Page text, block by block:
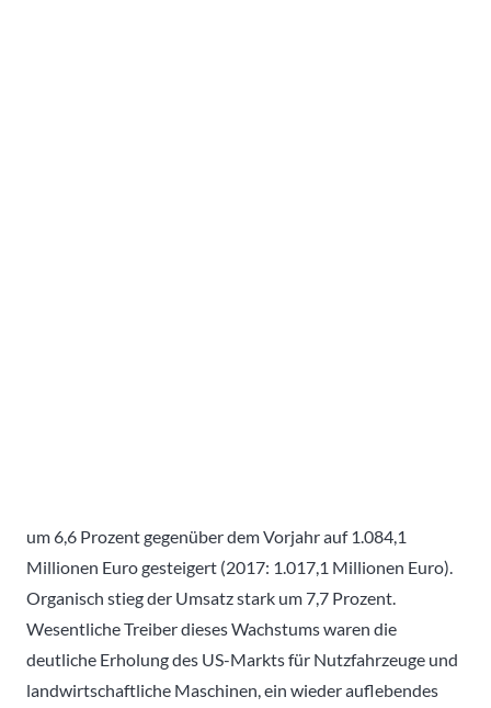
um 6,6 Prozent gegenüber dem Vorjahr auf 1.084,1
Millionen Euro gesteigert (2017: 1.017,1 Millionen Euro).
Organisch stieg der Umsatz stark um 7,7 Prozent.
Wesentliche Treiber dieses Wachstums waren die
deutliche Erholung des US-Markts für Nutzfahrzeuge und
landwirtschaftliche Maschinen, ein wieder auflebendes